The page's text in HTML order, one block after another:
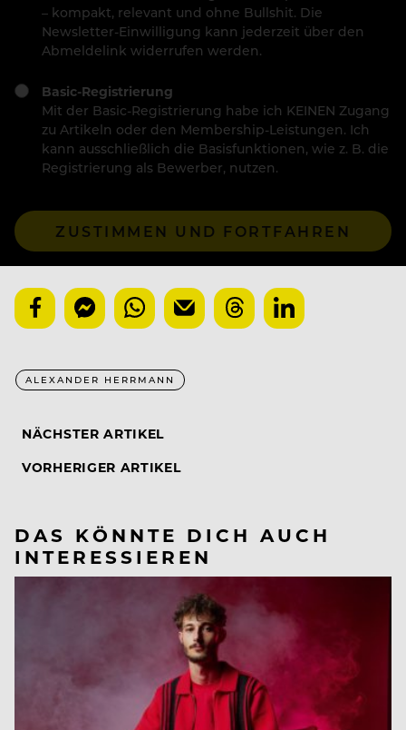
– kompakt, relevant und ohne Bullshit. Die
Newsletter-Einwilligung kann jederzeit über den
Abmeldelink widerrufen werden.
Basic-Registrierung
Mit der Basic-Registrierung habe ich KEINEN Zugang
zu Artikeln oder den Membership-Leistungen. Ich
kann ausschließlich die Basisfunktionen, wie z. B. die
Registrierung als Bewerber, nutzen.
ZUSTIMMEN UND FORTFAHREN
ALEXANDER HERRMANN
NÄCHSTER ARTIKEL
VORHERIGER ARTIKEL
DAS KÖNNTE DICH AUCH
INTERESSIEREN